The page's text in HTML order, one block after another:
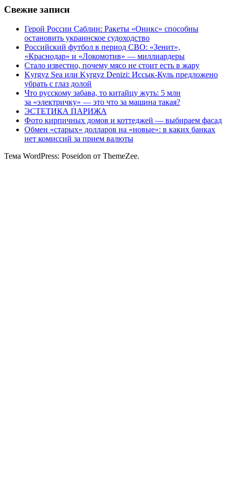
Свежие записи
Герой России Саблин: Ракеты «Оникс» способны
остановить украинское судоходство
Российский футбол в период СВО: «Зенит»,
«Краснодар» и «Локомотив» — миллиардеры
Стало известно, почему мясо не стоит есть в жару
Kyrgyz Sea или Kyrgyz Denizi: Иссык-Куль предложено
убрать с глаз долой
Что русскому забава, то китайцу жуть: 5 млн
за «электричку» — это что за машина такая?
ЭСТЕТИКА ПАРИЖА
Фото кирпичных домов и коттеджей — выбираем фасад
Обмен «старых» долларов на «новые»: в каких банках
нет комиссий за прием валюты
Тема WordPress: Poseidon от ThemeZee.